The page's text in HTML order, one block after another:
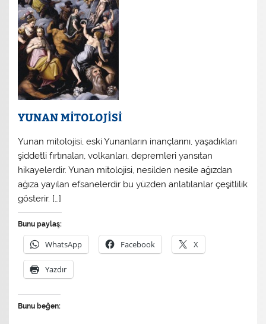
YUNAN MİTOLOJİSİ
Yunan mitolojisi, eski Yunanların inançlarını, yaşadıkları
şiddetli fırtınaları, volkanları, depremleri yansıtan
hikayelerdir. Yunan mitolojisi, nesilden nesile ağızdan
ağıza yayılan efsanelerdir bu yüzden anlatılanlar çeşitlilik
gösterir. […]
Bunu paylaş:
WhatsApp Facebook X
Yazdır
Bunu beğen: